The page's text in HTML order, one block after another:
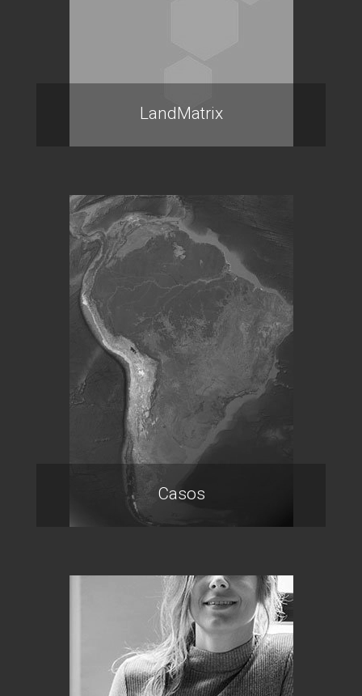
LandMatrix
Casos